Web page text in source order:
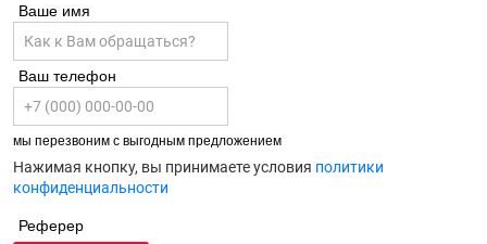
Ваше имя
Ваш телефон
мы перезвоним с выгодным предложением
Нажимая кнопку, вы принимаете условия политики
конфиденциальности
Реферер